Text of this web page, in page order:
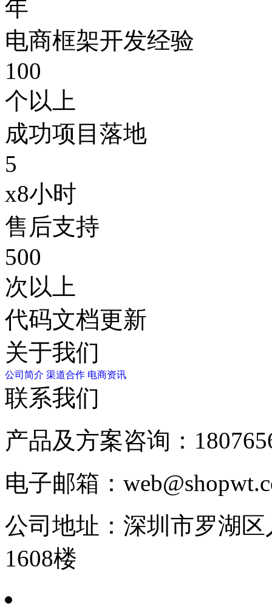
年
电商框架开发经验
100
个以上
成功项目落地
5
x8小时
售后支持
500
次以上
代码文档更新
关于我们
公司简介 渠道合作 电商资讯
联系我们
产品及方案咨询：
电子邮箱：
公司地址： 深圳市罗湖
1608楼